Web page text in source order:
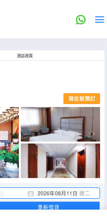
酒店政策
現在就預訂
2026年08月11日 週二
重新搜尋